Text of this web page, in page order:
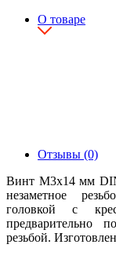
О товаре
Отзывы (0)
Винт М3х14 мм
незаметное
головкой с
предварительно
резьбой.